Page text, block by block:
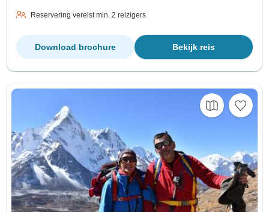
Reservering vereist min. 2 reizigers
Bekijk reis
Download brochure